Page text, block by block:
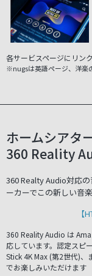
各サービスページにリン
※nugsは英語ページ、洋楽
ホームシアタ
360 Reality
360 Realty Audio対応
ーカーでこの新しい音
【
360 Reality Audio は
応しています。認定スピ
Stick 4K Max (第2世代)、
でお楽しみいただけます